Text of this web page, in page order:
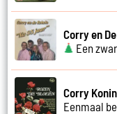
Corry en
Een
Corry
Eenmaal